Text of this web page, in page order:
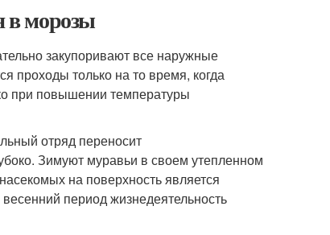
в морозы
закупоривают все наружные
проходы только на то время, когда
при повышении температуры
отряд переносит
Зимуют муравьи в своем утепленном
на поверхность является
период жизнедеятельность